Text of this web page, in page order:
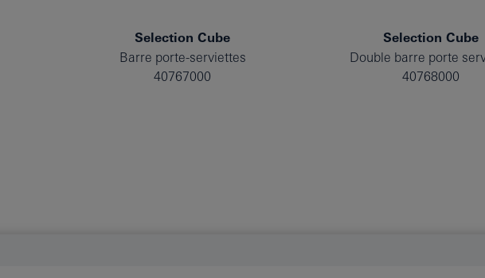
Selection Cube
Barre porte-serviettes
40767000
Selection Cube
Double barre porte
40768000